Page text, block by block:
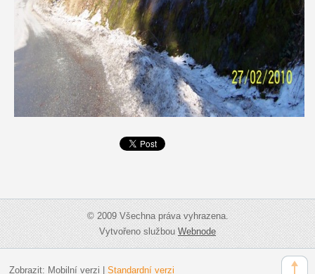
© 2009 Všechna práva vyhrazena.
Vytvořeno službouWebnode
Zobrazit: Mobilní verzi Standardní verzi